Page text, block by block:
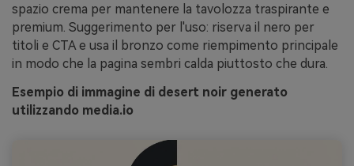
spazio crema per mantenere la tavolozza traspirante e
premium. Suggerimento per l'uso: riserva il nero per
titoli e CTA e usa il bronzo come riempimento principale
in modo che la pagina sembri calda piuttosto che dura.
Esempio di immagine di desert noir generato
utilizzando media.io